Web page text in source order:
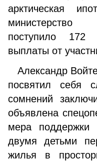
арктическая
поступило 172
выплаты от
Александр
посвятил себя
сомнений
объявлена
мера поддержки
двумя детьми
жилья в